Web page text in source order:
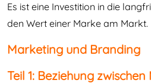
Es ist eine Investition in die
den Wert einer Marke am Markt.
Marketing und Branding
Teil 1: Beziehung